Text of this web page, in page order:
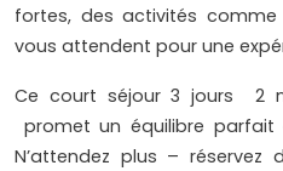
fortes, des activités
vous attendent pour une
Ce court séjour 3 jours 2
promet un équilibre
N’attendez plus –